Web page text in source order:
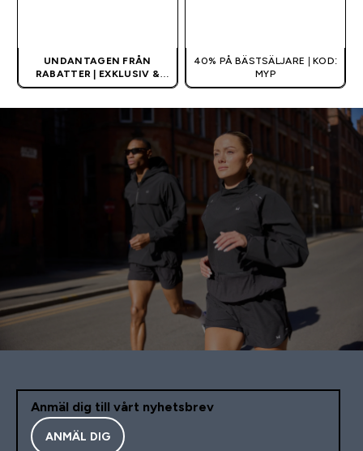
UNDANTAGEN FRÅN
RABATTER | EXKLUSIV &
BEGRÄNSAD
40% PÅ BÄSTSÄLJARE | KOD:
MYP
Anmäl dig till vårt nyhetsbrev
ANMÄL DIG